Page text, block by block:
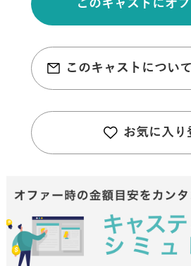
このキャストにオ
このキャストについ
お気に入り